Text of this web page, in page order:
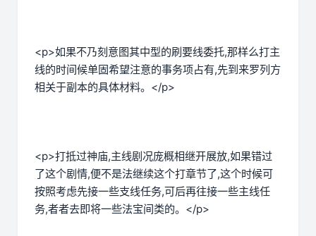
<p>如果不乃刻意图其中型的刷要线委托,那样么打主
线的时间候单固希望注意的事务项占有,先到来罗列方
相关于副本的具体材料。</p>
<p>打抵过神庙,主线剧况庞概相继开展放,如果错过
了这个剧情,便不是法继续这个打章节了,这个时候可
按照考虑先接一些支线任务,可后再往接一些主线任
务,者者去即将一些法宝间类的。</p>